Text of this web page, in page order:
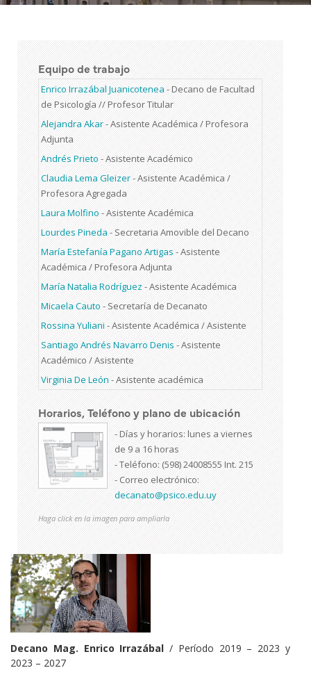
Equipo de trabajo
Enrico Irrazábal Juanicotenea -Decano de Facultad
de Psicología // Profesor Titular
Alejandra Akar-Asistente Académica / Profesora
Adjunta
Andrés Prieto -Asistente Académico
Claudia Lema Gleizer-Asistente Académica /
Profesora Agregada
Laura Molfino -Asistente Académica
Lourdes Pineda-Secretaria Amovible del Decano
María Estefanía Pagano Artigas -Asistente
Académica / Profesora Adjunta
María Natalia Rodríguez-Asistente Académica
Micaela Cauto-Secretaría de Decanato
Rossina Yuliani-Asistente Académica / Asistente
Santiago Andrés Navarro Denis-Asistente
Académico / Asistente
Virginia De León -Asistente académica
Horarios, Teléfono y plano de ubicación
- Días y horarios: lunes a viernes
de 9 a 16 horas
- Teléfono: (598) 24008555 Int. 215
- Correo electrónico:
decanato@psico.edu.uy
Haga click en la imagen para ampliarla
Decano Mag. Enrico Irrazábal / Período 2019 – 2023 y
2023 – 2027